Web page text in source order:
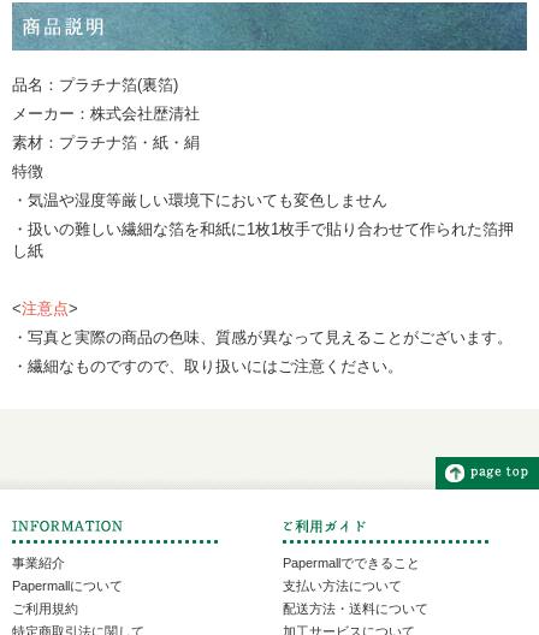
品名：プラチナ箔(裏箔)
メーカー：株式会社歴清社
素材：プラチナ箔・紙・絹
特徴
・気温や湿度等厳しい環境下においても変色しません
・扱いの難しい繊細な箔を和紙に1枚1枚手で貼り合わせて作られた箔押
し紙
<注意点>
・写真と実際の商品の色味、質感が異なって見えることがございます。
・繊細なものですので、取り扱いにはご注意ください。
事業紹介
Papermallについて
ご利用規約
特定商取引法に関して
Papermallでできること
支払い方法について
配送方法・送料について
加工サービスについて